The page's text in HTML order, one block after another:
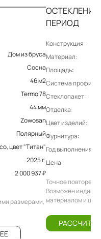
Дом из бруса
Сосна
46 м2
Termo 78
44 мм
Zowosan
Полярный
цвет "Титан"
2025 г.
2 000 937 ₽
размерами,
ПЕРИОД
Конструкция:
Материал:
Площадь:
Система профиля:
Стеклопакет:
Отделка:
Цвет изделий:
Фурнитура:
Год выполнения
Цена:
Точное
Возможен
материалом и